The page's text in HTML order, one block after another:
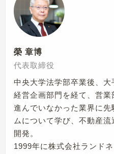
榮 章博
代表取締役
中央大学法学部卒業後、大
経営企画部門を経て、営
進んでいなかった業界に
ムについて学び、不動産
開発。
1999年に株式会社ランド